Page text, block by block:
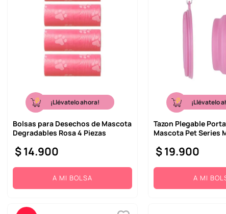
¡Llévatelo ahora!
Bolsas para Desechos de Mascota
Degradables Rosa 4 Piezas
$14.900
A MI BOLSA
¡Llévatelo
Tazon Plegable
Mascota Pet Series
$19.900
A MI